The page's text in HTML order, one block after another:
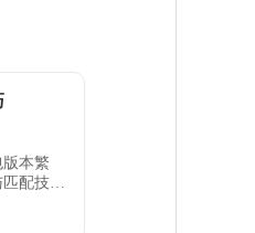
本繁
匹配技